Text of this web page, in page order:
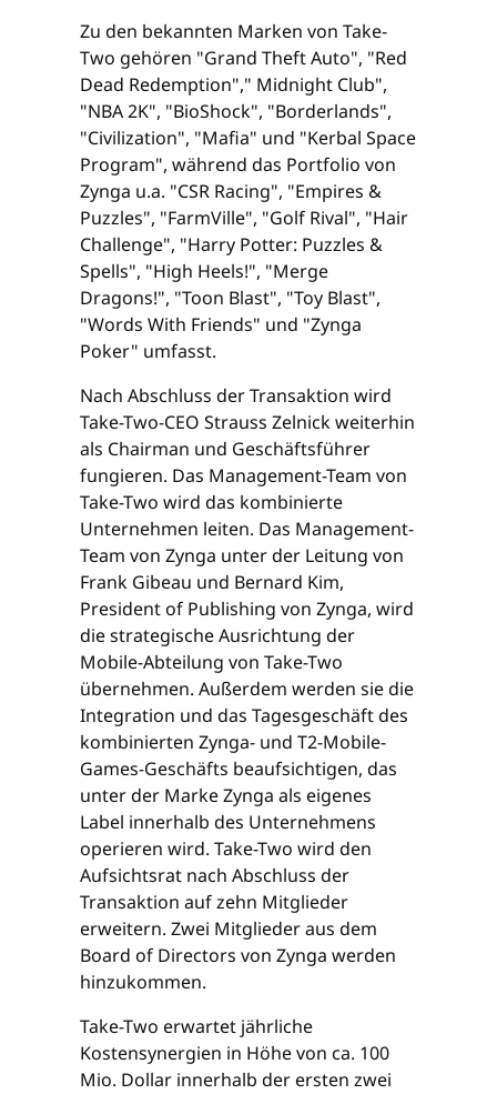
Zu den bekannten Marken von Take-
Two gehören "Grand Theft Auto", "Red
Dead Redemption"," Midnight Club",
"NBA 2K", "BioShock", "Borderlands",
"Civilization", "Mafia" und "Kerbal Space
Program", während das Portfolio von
Zynga u.a. "CSR Racing", "Empires &
Puzzles", "FarmVille", "Golf Rival", "Hair
Challenge", "Harry Potter: Puzzles &
Spells", "High Heels!", "Merge
Dragons!", "Toon Blast", "Toy Blast",
"Words With Friends" und "Zynga
Poker" umfasst.
Nach Abschluss der Transaktion wird
Take-Two-CEO Strauss Zelnick weiterhin
als Chairman und Geschäftsführer
fungieren. Das Management-Team von
Take-Two wird das kombinierte
Unternehmen leiten. Das Management-
Team von Zynga unter der Leitung von
Frank Gibeau und Bernard Kim,
President of Publishing von Zynga, wird
die strategische Ausrichtung der
Mobile-Abteilung von Take-Two
übernehmen. Außerdem werden sie die
Integration und das Tagesgeschäft des
kombinierten Zynga- und T2-Mobile-
Games-Geschäfts beaufsichtigen, das
unter der Marke Zynga als eigenes
Label innerhalb des Unternehmens
operieren wird. Take-Two wird den
Aufsichtsrat nach Abschluss der
Transaktion auf zehn Mitglieder
erweitern. Zwei Mitglieder aus dem
Board of Directors von Zynga werden
hinzukommen.
Take-Two erwartet jährliche
Kostensynergien in Höhe von ca. 100
Mio. Dollar innerhalb der ersten zwei